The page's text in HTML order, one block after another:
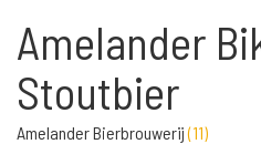
Amelander
Stoutbier
Amelander Bierbrouwerij(11)